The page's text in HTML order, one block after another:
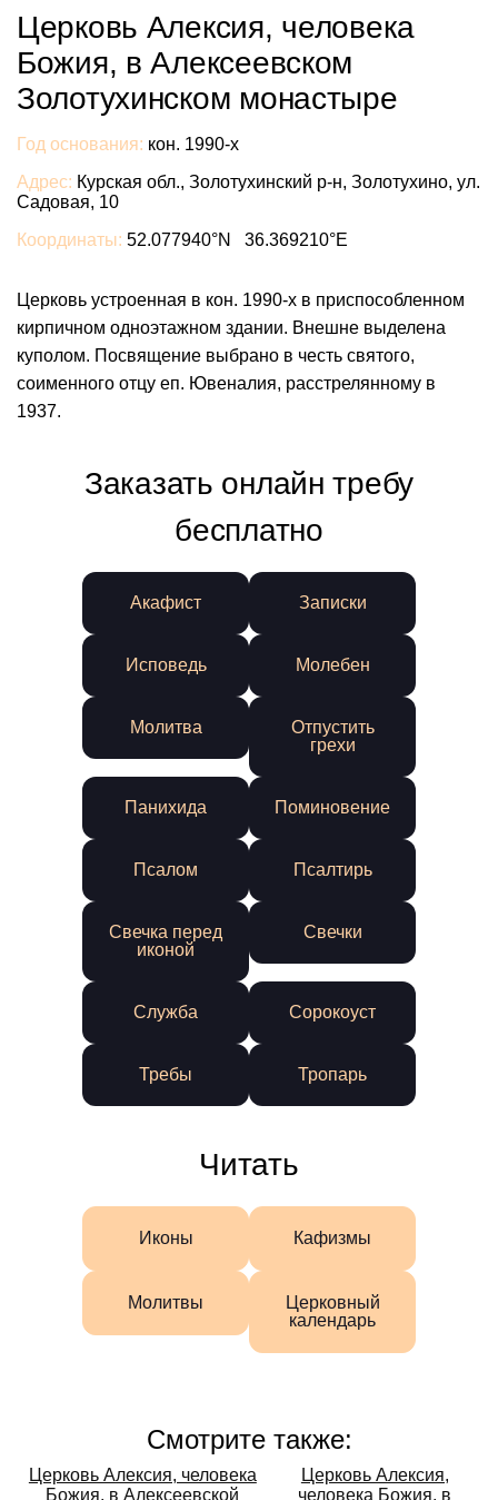
Церковь Алексия, человека
Божия, в Алексеевском
Золотухинском монастыре
Год основания: кон. 1990-х
Адрес: Курская обл., Золотухинский р-н, Золотухино, ул.
Садовая, 10
Координаты: 52.077940°N 36.369210°E
Церковь устроенная в кон. 1990-х в приспособленном
кирпичном одноэтажном здании. Внешне выделена
куполом. Посвящение выбрано в честь святого,
соименного отцу еп. Ювеналия, расстрелянному в
1937.
Заказать онлайн требу
бесплатно
Акафист Записки
Исповедь Молебен
Молитва
Отпустить
грехи
Панихида Поминовение
Псалом Псалтирь
Свечка перед
иконой
Свечки
Служба Сорокоуст
Требы Тропарь
Читать
Иконы Кафизмы
Молитвы
Церковный
календарь
Смотрите также:
Смотрите
Церковь Алексия, человека
Божия, в Алексеевской
Церковь Алексия,
человека Божия, в